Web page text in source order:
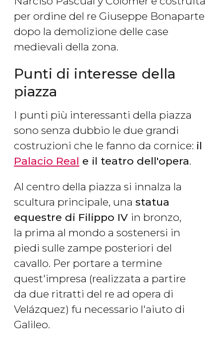
per ordine del re Giuseppe Bonaparte
dopo la demolizione delle case
medievali della zona.
Punti di interesse della
piazza
I punti più interessanti della piazza
sono senza dubbio le due grandi
costruzioni che le fanno da cornice: il
Palacio Real e il teatro dell'opera.
Al centro della piazza si innalza la
scultura principale, una statua
equestre di Filippo IV in bronzo,
la prima al mondo a sostenersi in
piedi sulle zampe posteriori del
cavallo. Per portare a termine
quest'impresa (realizzata a partire
da due ritratti del re ad opera di
Velázquez) fu necessario l'aiuto di
Galileo.